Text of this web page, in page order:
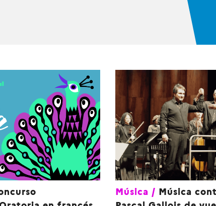
Música / Música